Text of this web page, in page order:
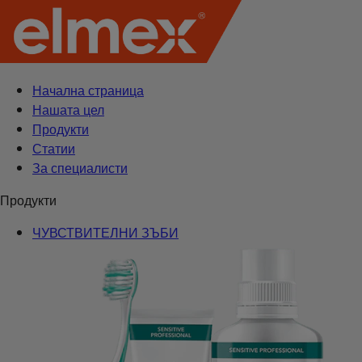
Начална страница
Нашата цел
Продукти
Статии
За специалисти
Продукти
ЧУВСТВИТЕЛНИ ЗЪБИ